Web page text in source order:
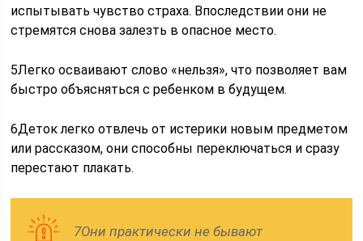
испытывать чувство страха. Впоследствии они не
стремятся снова залезть в опасное место.
5Легко осваивают слово «нельзя», что позволяет вам
быстро объясняться с ребенком в будущем.
6Деток легко отвлечь от истерики новым предметом
или рассказом, они способны переключаться и сразу
перестают плакать.
7Они практически не бывают